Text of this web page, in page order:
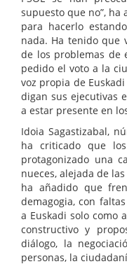
supuesto que no”, ha
para hacerlo
nada. Ha tenido que
de los problemas de
pedido el voto a la
voz propia de
digan sus ejecutivas
a estar presente en
Idoia Sagastizabal,
ha criticado que
protagonizado una
nueces, alejada de
ha añadido que
demagogia, con
a Euskadi solo como
constructivo y
diálogo, la
personas, la